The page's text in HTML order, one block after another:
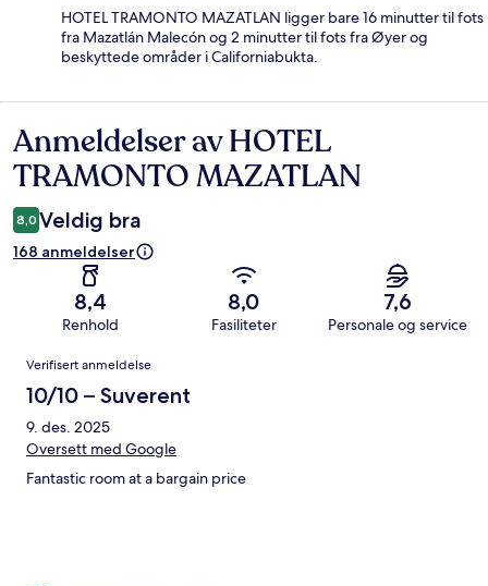
HOTEL TRAMONTO MAZATLAN ligger bare 16 minutter til fots
fra Mazatlán Malecón og 2 minutter til fots fra Øyer og
beskyttede områder i Californiabukta.
Anmeldelser
Anmeldelser av HOTEL
TRAMONTO MAZATLAN
8,0 Veldig bra
168 anmeldelser
8,4
Renhold
8,0
Fasiliteter
7,6
Personale og service
Anmeldelser
Verifisert anmeldelse
10/10 – Suverent
9. des. 2025
Oversett med Google
Fantastic room at a bargain price